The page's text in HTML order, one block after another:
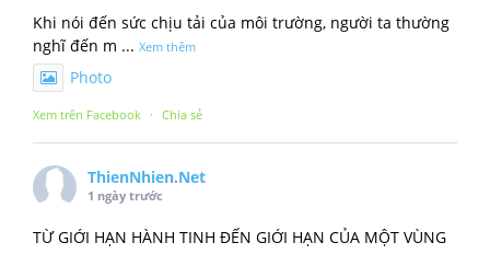
Khi nói đến sức chịu tải của môi trường, người ta thường
nghĩ đến m ... Xem thêm
Photo
Xem trên Facebook · Chia sẻ
ThienNhien.Net
1 ngày trước
TỪ GIỚI HẠN HÀNH TINH ĐẾN GIỚI HẠN CỦA MỘT VÙNG